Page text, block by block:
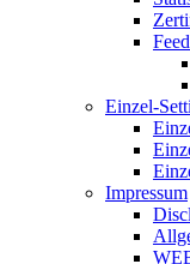
Einzel-
Impressum